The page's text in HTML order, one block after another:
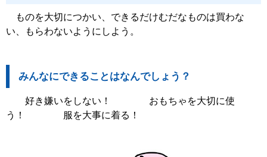
ものを大切につかい、できるだけむだなものは買わな
い、もらわないようにしよう。
みんなにできることはなんでしょう？
好き嫌いをしない！ おもちゃを大切に使
う！ 服を大事に着る！